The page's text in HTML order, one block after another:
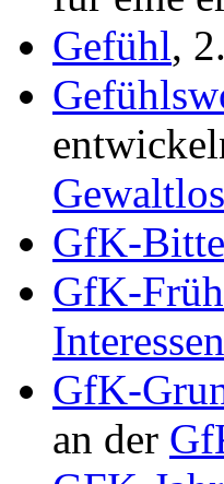
Gefühl,
GfK-Bitte
GfK-
GfK-
an der